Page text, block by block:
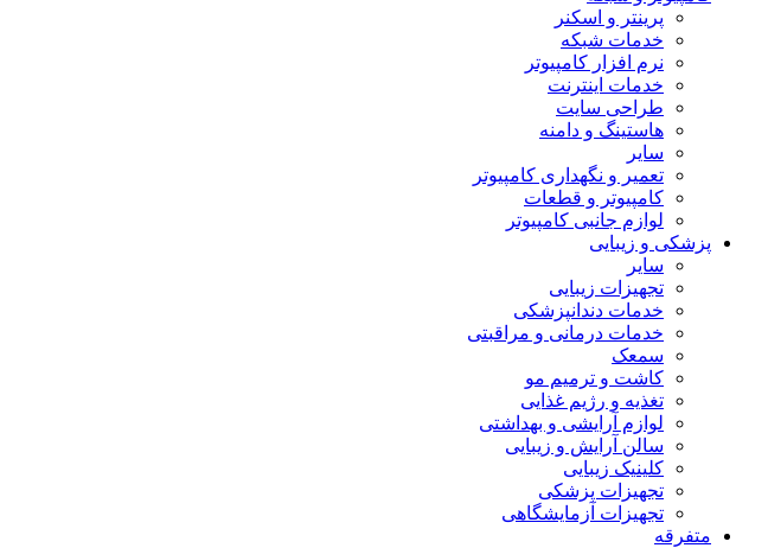
پرینتر و اسکنر
خدمات شبکه
نرم افزار کامپیوتر
خدمات اینترنت
طراحی سایت
هاستینگ و دامنه
سایر
تعمیر و نگهداری کامپیوتر
کامپیوتر و قطعات
لوازم جانبی کامپیوتر
پزشکی و زیبایی
سایر
تجهیزات زیبایی
خدمات دندانپزشکی
خدمات درمانی و مراقبتی
سمعک
کاشت و ترمیم مو
تغذیه و رژیم غذایی
لوازم آرایشی و بهداشتی
سالن آرایش و زیبایی
کلینیک زیبایی
تجهیزات پزشکی
تجهیزات آزمایشگاهی
متفرقه